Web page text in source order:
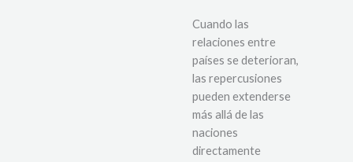
Cuando las
relaciones entre
países se deterioran,
las repercusiones
pueden extenderse
más allá de las
naciones
directamente